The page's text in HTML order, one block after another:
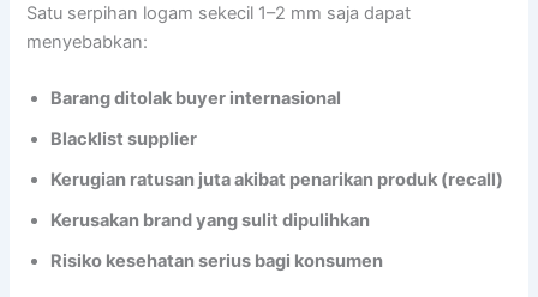
Satu serpihan logam sekecil 1–2 mm saja dapat
menyebabkan:
Barang ditolak buyer internasional
Blacklist supplier
Kerugian ratusan juta akibat penarikan produk (recall)
Kerusakan brand yang sulit dipulihkan
Risiko kesehatan serius bagi konsumen